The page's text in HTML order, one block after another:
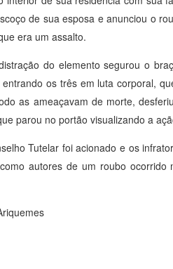
de sua esposa e anunciou o
era um assalto.
do elemento segurou o
os três em luta corporal,
as ameaçavam de morte,
parou no portão visualizando a
Tutelar foi acionado e os
autores de um roubo